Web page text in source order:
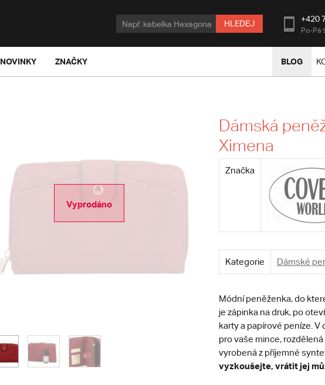
HLEDEJ +420
Po-Pá
NOVINKY ZNAČKY BLOG
Vyprodáno
Dámská
Ximena
Značka
Kategorie Dámské
Módní peněženka, do
je zápinka na druk, po
karty a papírové peníze. V
pro vaše mince,
vyrobená z příjemné
vyzkoušejte, vrátit jej